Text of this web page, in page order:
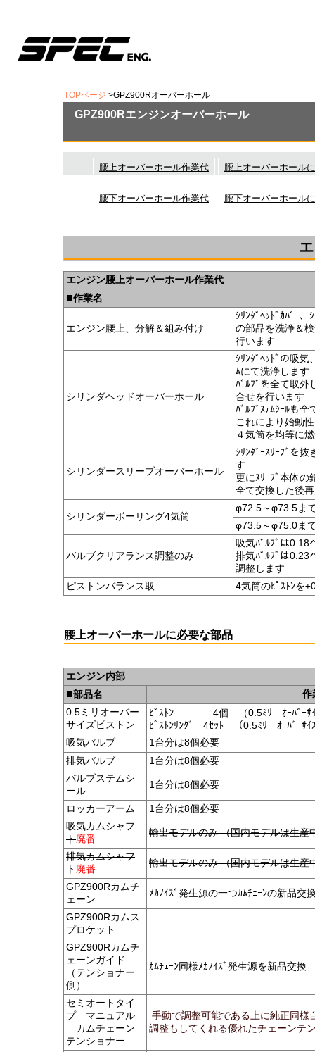
TOPページ >GPZ900Rオーバーホール
GPZ900Rエンジンオーバーホール
腰上オーバーホール作業代 腰上オーバーホール
腰下オーバーホール作業代 腰下オーバーホール
エンジン腰上オーバーホール作業代
■作業名
エンジン腰上、分解＆組み付け
ｼﾘﾝﾀﾞﾍｯﾄﾞｶﾊﾞｰ
の部品を洗浄＆
行います
シリンダヘッドオーバーホール
ｼﾘﾝﾀﾞﾍｯﾄﾞの吸
ﾑにて洗浄します
ﾊﾞﾙﾌﾞを全て取外
合せを行います
ﾊﾞﾙﾌﾞｽﾃﾑｼｰﾙも
これにより始動
４気筒を均等に
シリンダースリーブオーバーホール
ｼﾘﾝﾀﾞｰｽﾘｰﾌﾞを
す
更にｽﾘｰﾌﾞ本体の
全て交換した後
シリンダーボーリング4気筒
φ72.5～φ73.5ま
φ73.5～φ75.0ま
バルブクリアランス調整のみ
吸気ﾊﾞﾙﾌﾞは0.18
排気ﾊﾞﾙﾌﾞは0.23
調整します
ピストンバランス取
4気筒のﾋﾟｽﾄﾝを
腰上オーバーホールに必要な部品
エンジン内部
■部品名
作
0.5ミリオーバー
サイズピストン
ﾋﾟｽﾄﾝ 4個 （0.5ﾐﾘ ｵｰﾊﾞｰｻｲ
ﾋﾟｽﾄﾝﾘﾝｸﾞ 4ｾｯﾄ （0.5ﾐﾘ ｵｰﾊﾞｰｻｲ
吸気バルブ
1台分は8個必要
排気バルブ
1台分は8個必要
バルブステムシ
ール
1台分は8個必要
ロッカーアーム
1台分は8個必要
吸気カムシャフ
ト廃番
輸出モデルのみ （国内モデルは生産
排気カムシャフ
ト廃番
輸出モデルのみ （国内モデルは生産
GPZ900Rカムチ
ェーン
ﾒｶﾉｲｽﾞ発生源の一つｶﾑﾁｪｰﾝの新品交
GPZ900Rカムス
プロケット
GPZ900Rカムチ
ェーンガイド
（テンショナー
側）
ｶﾑﾁｪｰﾝ同様ﾒｶﾉｲｽﾞ発生源を新品交換
セミオートタイ
プ マニュアル
カムチェーン
テンショナー
手動で調整可能である上に純正同様
調整もしてくれる優れたチェーンテ